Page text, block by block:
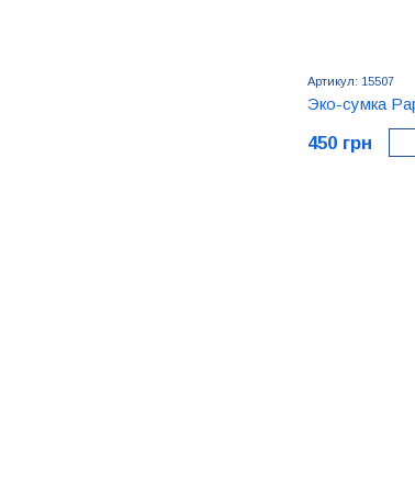
Артикул: 15507
Эко-сумка
450 грн